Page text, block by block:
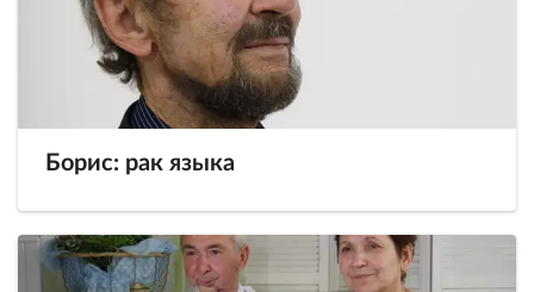
Борис: рак языка